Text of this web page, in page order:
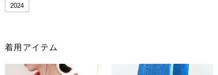
2024
着用アイテム